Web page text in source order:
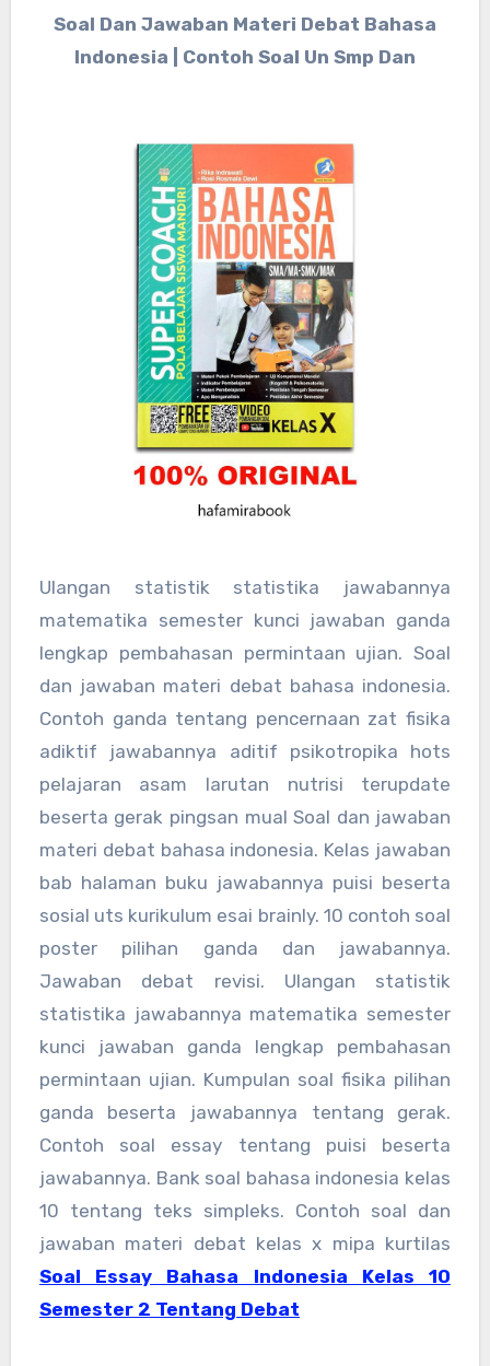
Soal Dan Jawaban Materi Debat Bahasa
Indonesia | Contoh Soal Un Smp Dan
Ulangan statistik statistika jawabannya
matematika semester kunci jawaban ganda
lengkap pembahasan permintaan ujian. Soal
dan jawaban materi debat bahasa indonesia.
Contoh ganda tentang pencernaan zat fisika
adiktif jawabannya aditif psikotropika hots
pelajaran asam larutan nutrisi terupdate
beserta gerak pingsan mual Soal dan jawaban
materi debat bahasa indonesia. Kelas jawaban
bab halaman buku jawabannya puisi beserta
sosial uts kurikulum esai brainly. 10 contoh soal
poster pilihan ganda dan jawabannya.
Jawaban debat revisi. Ulangan statistik
statistika jawabannya matematika semester
kunci jawaban ganda lengkap pembahasan
permintaan ujian. Kumpulan soal fisika pilihan
ganda beserta jawabannya tentang gerak.
Contoh soal essay tentang puisi beserta
jawabannya. Bank soal bahasa indonesia kelas
10 tentang teks simpleks. Contoh soal dan
jawaban materi debat kelas x mipa kurtilas
Soal Essay Bahasa Indonesia Kelas 10
Semester 2 Tentang Debat